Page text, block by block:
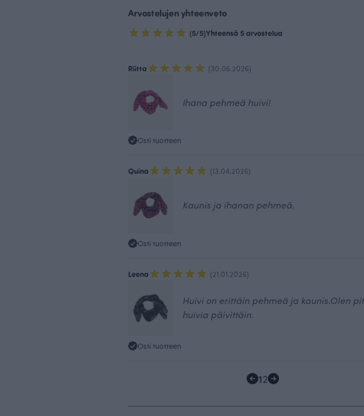
Arvostelujen yhteenveto
(5/5)Yhteensä 5 arvostelua
Riitta (30.06.2026)
Ihana pehmeä huivi!
Osti tuotteen
Quina (13.04.2026)
Kaunis ja ihanan pehmeä.
Osti tuotteen
Leena (21.01.2026)
Huivi on erittäin pehmeä ja kaunis.Olen
huivia päivittäin.
Osti tuotteen
12